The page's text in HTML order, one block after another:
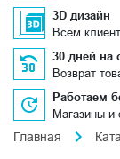
3D дизайн
Всем
30 дней на
Возврат
Работаем
Магазины и
Главная